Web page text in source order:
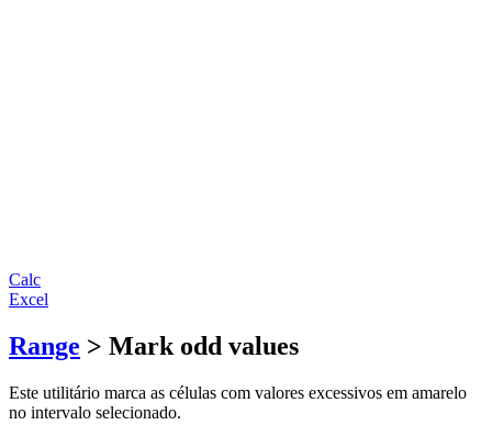
Calc
Excel
Range > Mark odd values
Este utilitário marca as células com valores excessivos em amarelo
no intervalo selecionado.